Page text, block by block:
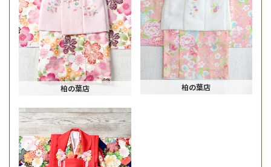
柏の葉店 柏の葉店